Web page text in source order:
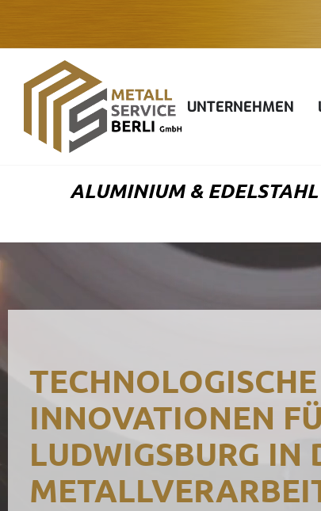
springen
UNTERNEHMEN
ALUMINIUM & EDELSTAHL
TECHNOLOGISCHE
INNOVATIONEN
LUDWIGSBURG IN